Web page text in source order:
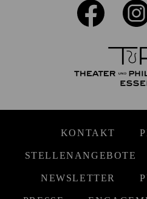
KONTAKT
STELLENANGEBOTE
NEWSLETTER